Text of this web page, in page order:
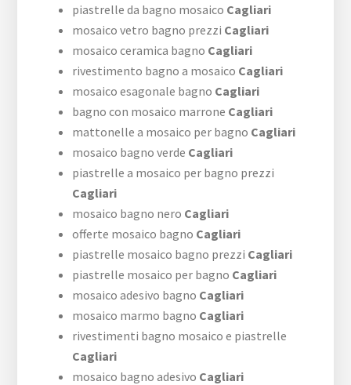
piastrelle da bagno mosaico Cagliari
mosaico vetro bagno prezzi Cagliari
mosaico ceramica bagno Cagliari
rivestimento bagno a mosaico Cagliari
mosaico esagonale bagno Cagliari
bagno con mosaico marrone Cagliari
mattonelle a mosaico per bagno Cagliari
mosaico bagno verde Cagliari
piastrelle a mosaico per bagno prezzi
Cagliari
mosaico bagno nero Cagliari
offerte mosaico bagno Cagliari
piastrelle mosaico bagno prezzi Cagliari
piastrelle mosaico per bagno Cagliari
mosaico adesivo bagno Cagliari
mosaico marmo bagno Cagliari
rivestimenti bagno mosaico e piastrelle
Cagliari
mosaico bagno adesivo Cagliari